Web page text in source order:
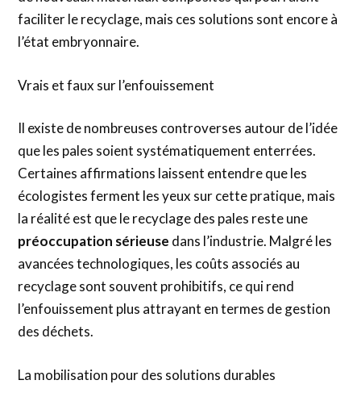
faciliter le recyclage, mais ces solutions sont encore à
l’état embryonnaire.
Vrais et faux sur l’enfouissement
Il existe de nombreuses controverses autour de l’idée
que les pales soient systématiquement enterrées.
Certaines affirmations laissent entendre que les
écologistes ferment les yeux sur cette pratique, mais
la réalité est que le recyclage des pales reste une
préoccupation sérieuse dans l’industrie. Malgré les
avancées technologiques, les coûts associés au
recyclage sont souvent prohibitifs, ce qui rend
l’enfouissement plus attrayant en termes de gestion
des déchets.
La mobilisation pour des solutions durables